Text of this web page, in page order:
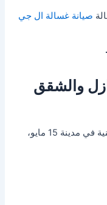
صيانة غسالة ال جي
والشقق
تتوفر خدمة الصيانة لجميع الوحدات السكنية في مدينة 15 مايو،